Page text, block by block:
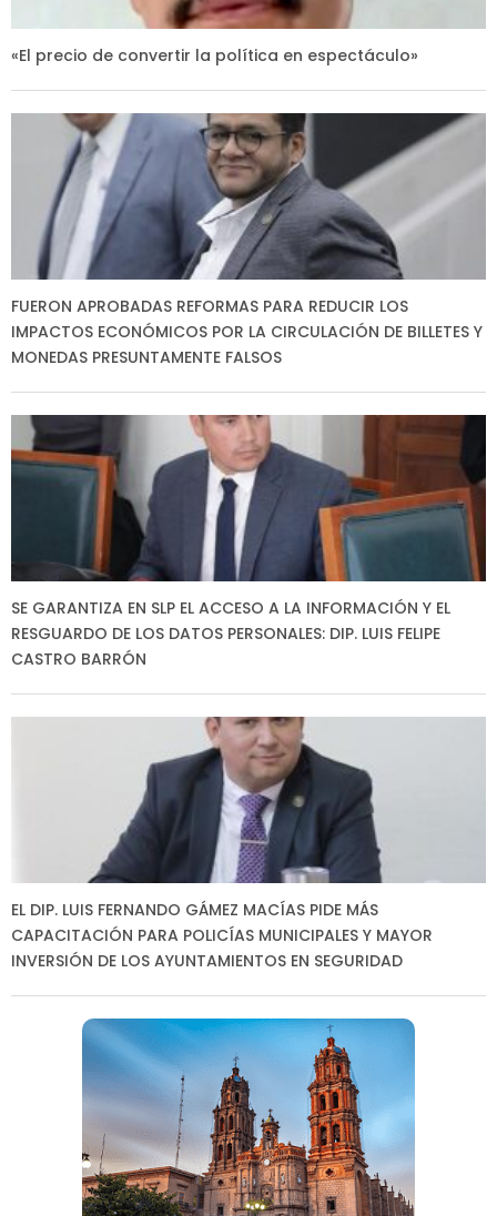
«El precio de convertir la política en espectáculo»
FUERON APROBADAS REFORMAS PARA REDUCIR LOS
IMPACTOS ECONÓMICOS POR LA CIRCULACIÓN DE BILLETES Y
MONEDAS PRESUNTAMENTE FALSOS
SE GARANTIZA EN SLP EL ACCESO A LA INFORMACIÓN Y EL
RESGUARDO DE LOS DATOS PERSONALES: DIP. LUIS FELIPE
CASTRO BARRÓN
EL DIP. LUIS FERNANDO GÁMEZ MACÍAS PIDE MÁS
CAPACITACIÓN PARA POLICÍAS MUNICIPALES Y MAYOR
INVERSIÓN DE LOS AYUNTAMIENTOS EN SEGURIDAD